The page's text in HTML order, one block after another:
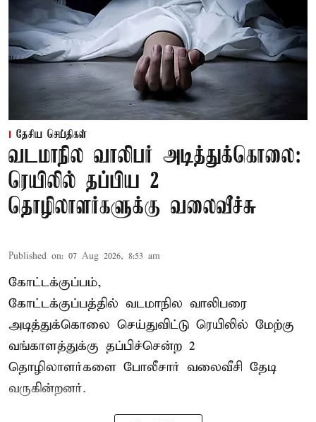
தேசிய செய்திகள்
வடமாநில வாலிபர் அடித்துக்கொலை:
ரெயிலில் தப்பிய 2
தொழிலாளர்களுக்கு வலைவீச்சு
Published on: 07 Aug 2026, 8:53 am
கோட்டக்குப்பம்,
கோட்டக்குப்பத்தில் வடமாநில வாலிபரை
அடித்துக்கொலை செய்துவிட்டு ரெயிலில் மேற்கு
வங்காளத்துக்கு தப்பிச்சென்ற 2
தொழிலாளர்களை போலீசார் வலைவீசி தேடி
வருகின்றனர்.